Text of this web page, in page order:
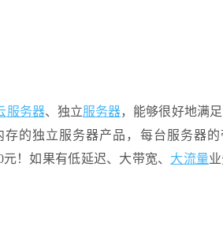
服务器、独立服务器，能够很好地满
存的独立服务器产品，每台服务器
！如果有低延迟、大带宽、 大流量